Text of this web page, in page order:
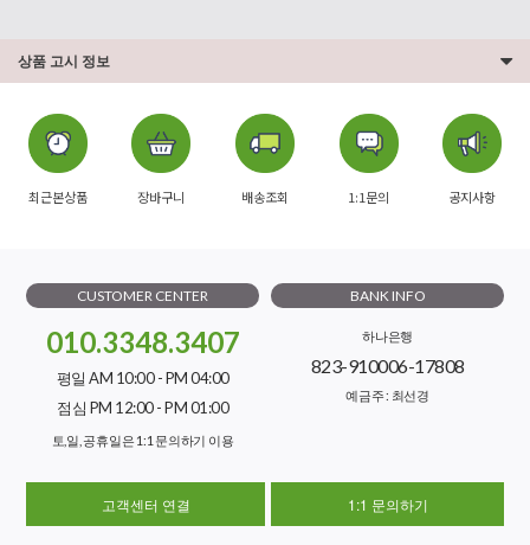
상품 고시 정보
최근본상품 장바구니 배송조회 1:1문의 공지사항
CUSTOMER CENTER
010.3348.3407
평일 AM 10:00 - PM 04:00
점심 PM 12:00 - PM 01:00
토,일, 공휴일은 1:1 문의하기 이용
BANK INFO
하나은행
823-910006-17808
예금주 : 최선경
고객센터 연결 1:1 문의하기